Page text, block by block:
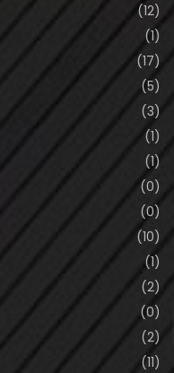
(12)
(1)
(17)
(5)
(3)
(1)
(1)
(0)
(0)
(10)
(1)
(2)
(0)
(2)
(11)